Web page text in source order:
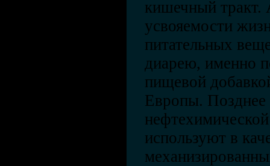
кишечный тракт.
усвояемости
питательных
диарею, именно
пищевой
Европы. Позднее
используют в